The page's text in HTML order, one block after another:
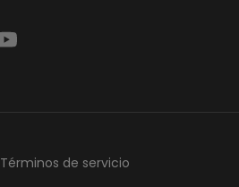
Términos de servicio